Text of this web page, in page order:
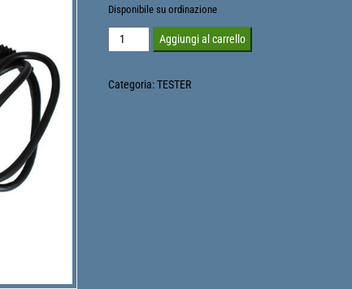
Disponibile su ordinazione
OBD
Aggiungi al carrello
Categoria:TESTER